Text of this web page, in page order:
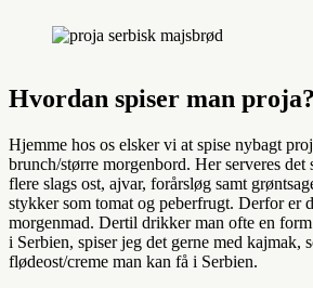
Hvordan spiser man proja?
Hjemme hos os elsker vi at spise nybagt
brunch/større morgenbord. Her serveres det
flere slags ost, ajvar, forårsløg samt
stykker som tomat og peberfrugt. Derfor er
morgenmad. Dertil drikker man ofte en
i Serbien, spiser jeg det gerne med kajmak,
flødeost/creme man kan få i Serbien.